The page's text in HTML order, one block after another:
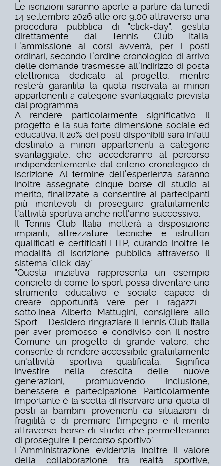
Le iscrizioni saranno aperte a partire da lunedì
14 settembre 2026 alle ore 9.00 attraverso una
procedura pubblica di "click-day", gestita
direttamente dal Tennis Club Italia.
L'ammissione ai corsi avverrà, per i posti
ordinari, secondo l'ordine cronologico di arrivo
delle domande trasmesse all'indirizzo di posta
elettronica dedicato al progetto, mentre
resterà garantita la quota riservata ai minori
appartenenti a categorie svantaggiate prevista
dal programma.
A rendere particolarmente significativo il
progetto è la sua forte dimensione sociale ed
educativa. Il 20% dei posti disponibili sarà infatti
destinato a minori appartenenti a categorie
svantaggiate, che accederanno al percorso
indipendentemente dal criterio cronologico di
iscrizione. Al termine dell'esperienza saranno
inoltre assegnate cinque borse di studio al
merito, finalizzate a consentire ai partecipanti
più meritevoli di proseguire gratuitamente
l'attività sportiva anche nell'anno successivo.
Il Tennis Club Italia metterà a disposizione
impianti, attrezzature tecniche e istruttori
qualificati e certificati FITP, curando inoltre le
modalità di iscrizione pubblica attraverso il
sistema "click-day".
"Questa iniziativa rappresenta un esempio
concreto di come lo sport possa diventare uno
strumento educativo e sociale capace di
creare opportunità vere per i ragazzi –
sottolinea Alberto Mattugini, consigliere allo
Sport –. Desidero ringraziare il Tennis Club Italia
per aver promosso e condiviso con il nostro
Comune un progetto di grande valore, che
consente di rendere accessibile gratuitamente
un'attività sportiva qualificata. Significa
investire nella crescita delle nuove
generazioni, promuovendo inclusione,
benessere e partecipazione. Particolarmente
importante è la scelta di riservare una quota di
posti ai bambini provenienti da situazioni di
fragilità e di premiare l'impegno e il merito
attraverso borse di studio che permetteranno
di proseguire il percorso sportivo".
L'Amministrazione evidenzia inoltre il valore
della collaborazione tra realtà sportive,